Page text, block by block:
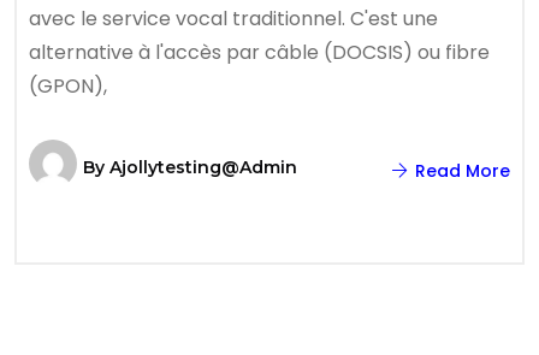
avec le service vocal traditionnel. C'est une
alternative à l'accès par câble (DOCSIS) ou fibre
(GPON),
By Ajollytesting@admin Read More